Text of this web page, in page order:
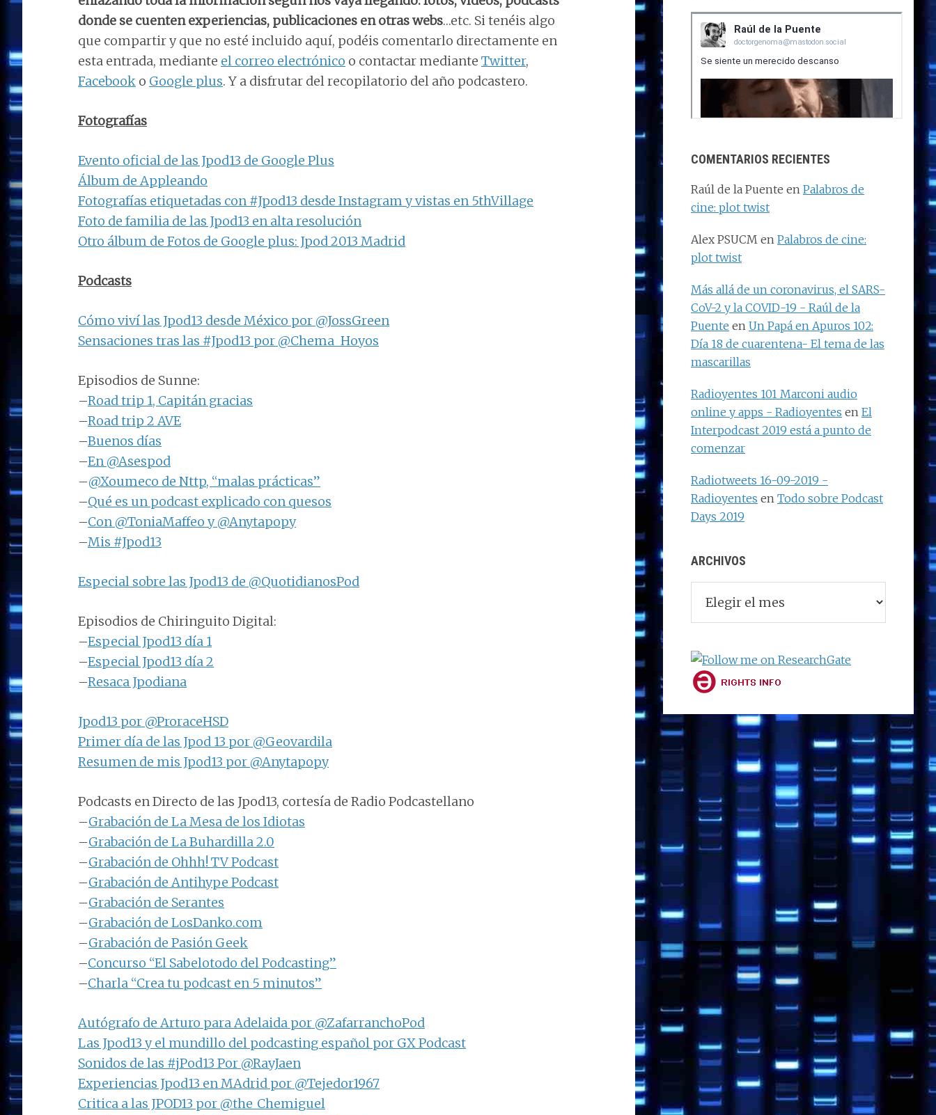
donde se cuenten experiencias, publicaciones en otras webs…etc. Si tenéis algo
que compartir y que no esté incluido aquí, podéis comentarlo directamente en
esta entrada, mediante el correo electrónico o contactar mediante Twitter,
Facebook o Google plus. Y a disfrutar del recopilatorio del año podcastero.
Fotografías
Evento oficial de las Jpod13 de Google Plus
Álbum de Appleando
Fotografías etiquetadas con #Jpod13 desde Instagram y vistas en 5thVillage
Foto de familia de las Jpod13 en alta resolución
Otro álbum de Fotos de Google plus: Jpod 2013 Madrid
Podcasts
Cómo viví las Jpod13 desde México por @JossGreen
Sensaciones tras las #Jpod13 por @Chema_Hoyos
Episodios de Sunne:
–Road trip 1, Capitán gracias
–Road trip 2 AVE
–Buenos días
–En @Asespod
–@Xoumeco de Nttp, “malas prácticas”
–Qué es un podcast explicado con quesos
–Con @ToniaMaffeo y @Anytapopy
–Mis #Jpod13
Especial sobre las Jpod13 de @QuotidianosPod
Episodios de Chiringuito Digital:
–Especial Jpod13 día 1
–Especial Jpod13 día 2
–Resaca Jpodiana
Jpod13 por @ProraceHSD
Primer día de las Jpod 13 por @Geovardila
Resumen de mis Jpod13 por @Anytapopy
Podcasts en Directo de las Jpod13, cortesía de Radio Podcastellano
–Grabación de La Mesa de los Idiotas
–Grabación de La Buhardilla 2.0
–Grabación de Ohhh! TV Podcast
–Grabación de Antihype Podcast
–Grabación de Serantes
–Grabación de LosDanko.com
–Grabación de Pasión Geek
–Concurso “El Sabelotodo del Podcasting”
–Charla “Crea tu podcast en 5 minutos”
Autógrafo de Arturo para Adelaida por @ZafarranchoPod
Las Jpod13 y el mundillo del podcasting español por GX Podcast
Sonidos de las #jPod13 Por @RayJaen
Experiencias Jpod13 en MAdrid por @Tejedor1967
Critica a las JPOD13 por @the_Chemiguel
COMENTARIOS RECIENTES
Raúl de la Puente en Palabros de
cine: plot twist
Alex PSUCM en Palabros de cine:
plot twist
Más allá de un coronavirus, el SARS-
CoV-2 y la COVID-19 - Raúl de la
Puente en Un Papá en Apuros 102:
Día 18 de cuarentena- El tema de las
mascarillas
Radioyentes 101 Marconi audio
online y apps - Radioyentes en El
Interpodcast 2019 está a punto de
comenzar
Radiotweets 16-09-2019 -
Radioyentes en Todo sobre Podcast
Days 2019
ARCHIVOS